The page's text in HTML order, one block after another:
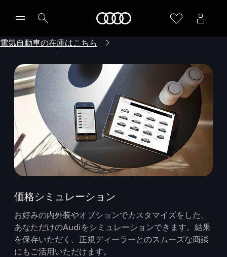
電気自動車の在庫はこちら
価格シミュレーション
お好みの内外装やオプションでカスタマイズをした、
あなただけのAudiをシミュレーションできます。結果
を保存いただく、正規ディーラーとのスムーズな商談
にもご活用いただけます。